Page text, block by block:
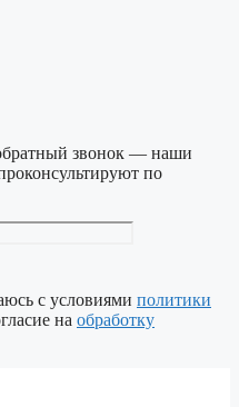
звонок — наши
по
с условиями политики
на обработку